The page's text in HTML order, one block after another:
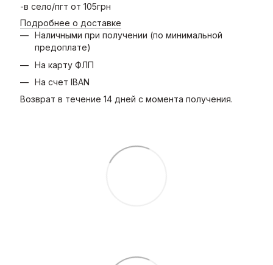
-в село/пгт от 105грн
Подробнее о доставке
Наличными при получении (по минимальной
предоплате)
На карту ФЛП
На счет IBAN
Возврат в течение 14 дней с момента получения.